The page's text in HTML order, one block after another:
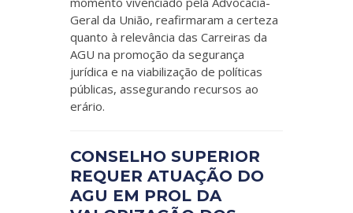
Geral da União, reafirmaram a certeza
quanto à relevância das Carreiras da
AGU na promoção da segurança
jurídica e na viabilização de políticas
públicas, assegurando recursos ao
erário.
CONSELHO SUPERIOR
REQUER ATUAÇÃO DO
AGU EM PROL DA